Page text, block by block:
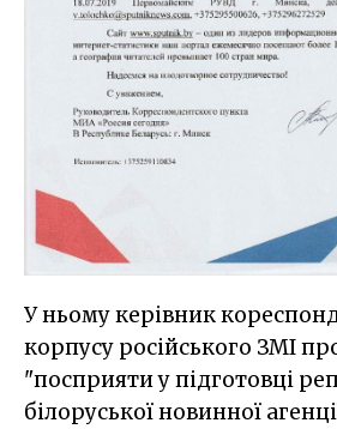
У ньому керівник
корпусу російського ЗМІ
"посприяти у підготовці
білоруської новинної